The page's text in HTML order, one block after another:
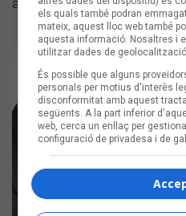
àvies
els quals també podran
mateix, aquest lloc web també
aquesta informació. Nosaltres i
utilitzar dades de
És possible que alguns
personals per motius d'interès
disconformitat amb aquest
següents. A la part inferior
web, cerca un enllaç per
configuració de privadesa i de